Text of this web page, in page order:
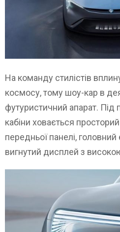
На команду стилістів
космосу, тому шоу-кар в
футуристичний апарат.
кабіни ховається
передньої панелі,
вигнутий дисплей з